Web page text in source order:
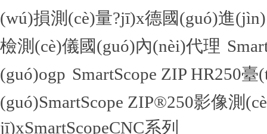
(wú)損測(cè)量?jī)x德國(guó)進
檢測(cè)儀國(guó)內(nèi)代理
(guó)ogp SmartScope ZIP HR250
(guó)SmartScope ZIP®250影像測
jī)xSmartScopeCNC系列